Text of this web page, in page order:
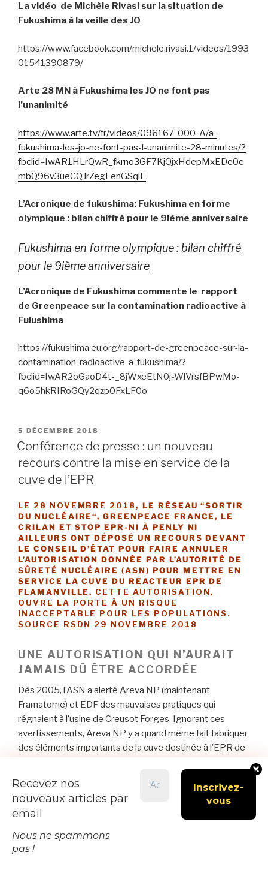
La vidéo de Michèle Rivasi sur la situation de
Fukushima à la veille des JO
https://www.facebook.com/michele.rivasi.1/videos/1993
01541390879/
Arte 28 MN à Fukushima les JO ne font pas
l’unanimité
https://www.arte.tv/fr/videos/096167-000-A/a-
fukushima-les-jo-ne-font-pas-l-unanimite-28-minutes/?
fbclid=IwAR1HLrQwR_fkrno3GF7KjOjxHdepMxEDe0e
mbQ96v3ueCQJrZegLenGSqlE
L’Acronique de fukushima: Fukushima en forme
olympique : bilan chiffré pour le 9ième anniversaire
Fukushima en forme olympique : bilan chiffré
pour le 9ième anniversaire
L’Acronique de Fukushima commente le rapport
de Greenpeace sur la contamination radioactive à
Fulushima
https://fukushima.eu.org/rapport-de-greenpeace-sur-la-
contamination-radioactive-a-fukushima/?
fbclid=IwAR2oGaoD4t-_8jWxeEtN0j-WlVrsfBPwMo-
q6o5hkRIRoGQy2qzp0FxLF0o
PUBLIÉ
LE
5 DÉCEMBRE 2018
Conférence de presse : un nouveau
recours contre la mise en service de la
cuve de l’EPR
LE 28 NOVEMBRE 2018, LE RÉSEAU “SORTIR
DU NUCLÉAIRE“, GREENPEACE FRANCE, LE
CRILAN ET STOP EPR-NI À PENLY NI
AILLEURS ONT DÉPOSÉ UN RECOURS DEVANT
LE CONSEIL D’ÉTAT POUR FAIRE ANNULER
L’AUTORISATION DONNÉE PAR L’AUTORITÉ DE
SÛRETÉ NUCLÉAIRE (ASN) POUR METTRE EN
SERVICE LA CUVE DU RÉACTEUR EPR DE
FLAMANVILLE. CETTE AUTORISATION,
OUVRE LA PORTE À UN RISQUE
INACCEPTABLE POUR LES POPULATIONS.
SOURCE RSDN 29 NOVEMBRE 2018
UNE AUTORISATION QUI N’AURAIT
JAMAIS DÛ ÊTRE ACCORDÉE
Dès 2005, l’ASN a alerté Areva NP (maintenant
Framatome) et EDF des mauvaises pratiques qui
régnaient à l’usine de Creusot Forges. Ignorant ces
avertissements, Areva NP y a quand même fait fabriquer
des éléments importants de la cuve destinée à l’EPR de
Areva et l’ASN, l’industriel a passé outre les remarques
de cette dernière sur les processus de fabrication de cet
équipement. Or, une fois la cuve irréversiblement installée
dans le réacteur, Areva a averti l’ASN qu’elle comportait
un défaut remettant en question sa solidité !
Recevez nos
nouveaux articles par
email
Nous ne spammons
pas !